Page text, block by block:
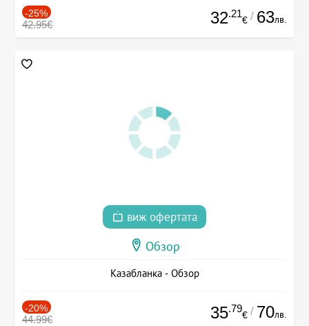
-25%
42.95€ 32.21
€ / 63лв.
виж офертата
Обзор
Казабланка - Обзор
-20%
44.99€ 35.79
€ / 70лв.